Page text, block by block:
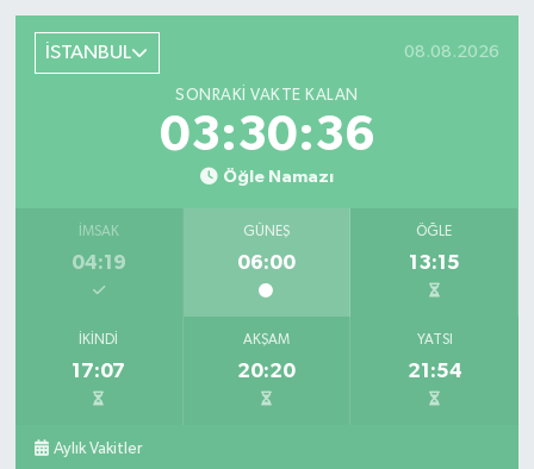
İSTANBUL 08.08.2026
SONRAKI VAKTE KALAN
03:30:35
Öğle Namazı
İMSAK
04:19
GÜNEŞ
06:00
ÖĞLE
13:15
İKINDI
17:07
AKŞAM
20:20
YATSI
21:54
Aylık Vakitler